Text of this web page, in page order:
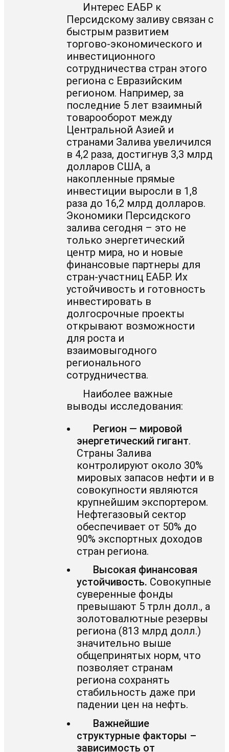
Интерес ЕАБР к
Персидскому заливу связан с
быстрым развитием
торгово-экономического и
инвестиционного
сотрудничества стран этого
региона с Евразийским
регионом. Например, за
последние 5 лет взаимный
товарооборот между
Центральной Азией и
странами Залива увеличился
в 4,2 раза, достигнув 3,3 млрд
долларов США, а
накопленные прямые
инвестиции выросли в 1,8
раза до 16,2 млрд долларов.
Экономики Персидского
залива сегодня – это не
только энергетический
центр мира, но и новые
финансовые партнеры для
стран-участниц ЕАБР. Их
устойчивость и готовность
инвестировать в
долгосрочные проекты
открывают возможности
для роста и
взаимовыгодного
регионального
сотрудничества.
Наиболее важные
выводы исследования:
Регион — мировой
энергетический гигант.
Страны Залива
контролируют около 30%
мировых запасов нефти и в
совокупности являются
крупнейшим экспортером.
Нефтегазовый сектор
обеспечивает от 50% до
90% экспортных доходов
стран региона.
Высокая финансовая
устойчивость. Совокупные
суверенные фонды
превышают 5 трлн долл., а
золотовалютные резервы
региона (813 млрд долл.)
значительно выше
общепринятых норм, что
позволяет странам
региона сохранять
стабильность даже при
падении цен на нефть.
Важнейшие
структурные факторы –
зависимость от